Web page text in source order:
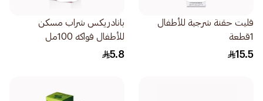
فليت حقنة شرجية للأطفال
1قطعة
15.5
بانادريكس شراب مسكن
للأطفال فواكه 100مل
5.8